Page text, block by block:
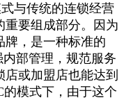
与传统的连锁经营
重要组成部分。因为
牌，是一种标准的
部管理，规范服务
或加盟店也能达到
的模式下，由于这个